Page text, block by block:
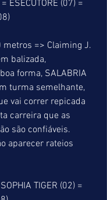
ESECUTORE (07) =
metros => Claiming J.
balizada,
forma, SALABRIA
turma semelhante,
vai correr repicada
carreira que as
são confiáveis.
aparecer rateios
TIGER (02) =